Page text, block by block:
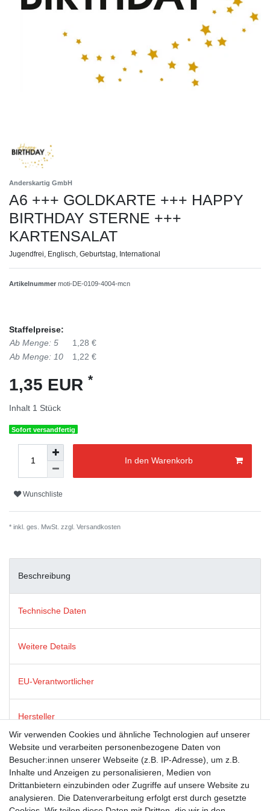
Anderskartig GmbH
A6 +++ GOLDKARTE +++ HAPPY
BIRTHDAY STERNE +++
KARTENSALAT
Jugendfrei, Englisch, Geburtstag, International
Artikelnummer moti-DE-0109-4004-mcn
Staffelpreise:
Ab Menge: 5
1,28 €
Ab Menge: 10
1,22 €
1,35 EUR *
Inhalt 1 Stück
Sofort versandfertig
In den Warenkorb
Wunschliste
* inkl. ges. MwSt. zzgl. Versandkosten
Beschreibung
Technische Daten
Weitere Details
EU-Verantwortlicher
Hersteller
Postkarten von modern times zeichnen sich durch satte Farben,
beste Bildqualität und stabiles 365g Algro Design-Papier aus.
Suchbegriffe
Wir verwenden Cookies und ähnliche Technologien auf unserer
Website und verarbeiten personenbezogene Daten von
Besucher:innen unserer Webseite (z.B. IP-Adresse), um z.B.
Inhalte und Anzeigen zu personalisieren, Medien von
Drittanbietern einzubinden oder Zugriffe auf unsere Website zu
analysieren. Die Datenverarbeitung erfolgt erst durch gesetzte